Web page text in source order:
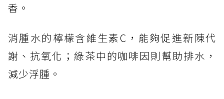
香。
消腫水的檸檬含維生素C，能夠促進新陳代
謝、抗氧化；綠茶中的咖啡因則幫助排水，
減少浮腫。